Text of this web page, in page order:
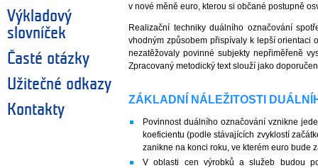
Výkladový
slovníček
Časté otázky
Užitečné odkazy
Kontakty
v nové měně euro, kterou si občané postupně
Realizační techniky duálního označování
vhodným způsobem přispívaly k lepší orientaci
nezatěžovaly povinné subjekty nepřiměřeně
Zpracovaný metodický text slouží jako
ZÁKLADNÍ NÁLEŽITOSTI
Povinnost duálního označování vznikne
koeficientu (podle stávajících zvyklostí
zanikne na konci roku, ve kterém euro bude
V oblasti cen výrobků a služeb budou